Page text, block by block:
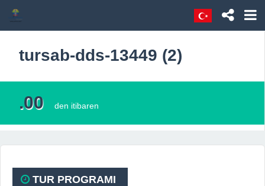
tursab-dds-13449 (2)
.00 den itibaren
TUR PROGRAMI